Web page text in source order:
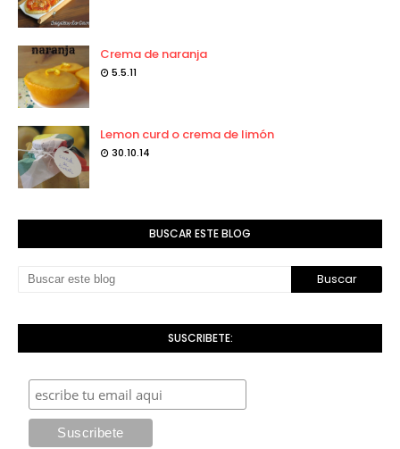
Crema de naranja
5.5.11
Lemon curd o crema de limón
30.10.14
BUSCAR ESTE BLOG
SUSCRIBETE: